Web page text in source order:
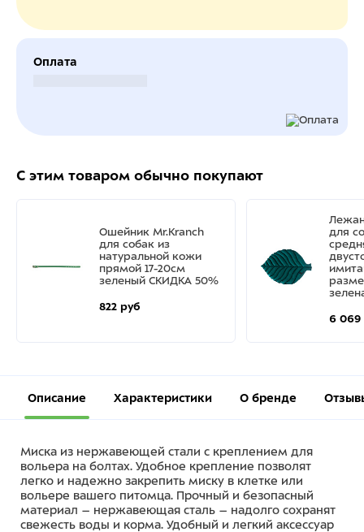
Оплата
С этим товаром обычно покупают
Ошейник Mr.Kranch
для собак из
натуральной кожи
прямой 17-20см
зеленый СКИДКА 50%
822 руб
для
6 069
Описание Характеристики О бренде
Миска из нержавеющей стали с креплением для
вольера на болтах. Удобное крепление позволят
легко и надежно закрепить миску в клетке или
вольере вашего питомца. Прочный и безопасный
материал – нержавеющая сталь – надолго сохранят
свежесть воды и корма. Удобный и легкий аксессуар